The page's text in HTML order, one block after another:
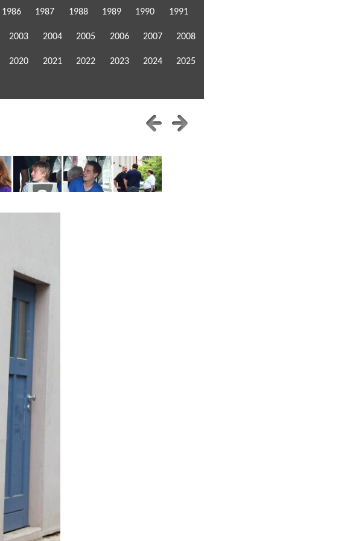
1986 1987 1988 1989 1990 1991
2003 2004 2005 2006 2007 2008
2020 2021 2022 2023 2024 2025